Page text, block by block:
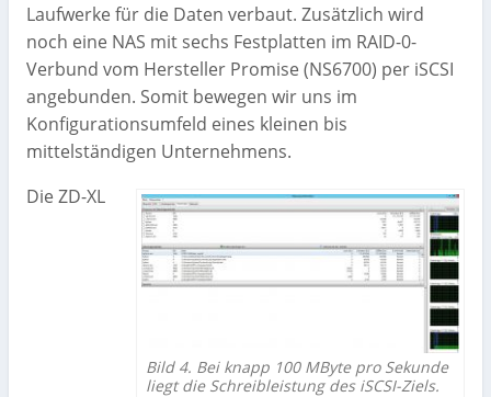
Laufwerke für die Daten verbaut. Zusätzlich wird
noch eine NAS mit sechs Festplatten im RAID-0-
Verbund vom Hersteller Promise (NS6700) per iSCSI
angebunden. Somit bewegen wir uns im
Konfigurationsumfeld eines kleinen bis
mittelständigen Unternehmens.
Bild 4. Bei knapp 100 MByte pro Sekunde
liegt die Schreibleistung des iSCSI-Ziels.
Die ZD-XL